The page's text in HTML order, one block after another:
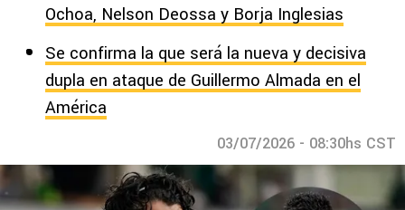
Ochoa, Nelson Deossa y Borja Inglesias
Se confirma la que será la nueva y decisiva
dupla en ataque de Guillermo Almada en el
América
03/07/2026 - 08:30hs CST